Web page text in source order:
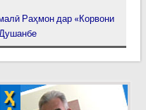
Раҳмон дар «Корвони